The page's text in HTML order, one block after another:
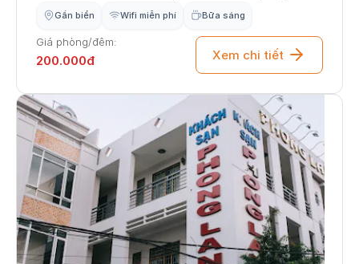
hệ thống phòng nghỉ đa dạng, không gian thoáng
kết mang lại trải nghiệm lưu trú tuyệt vời, giúp bạn
dễ dàng kết nối với các điểm tham quan thắng cảnh
và trung tâm hành chính tại địa phương.
Gần biển Wifi miễn phí Bữa sáng
Giá phòng/đêm:
200.000đ Xem chi tiết